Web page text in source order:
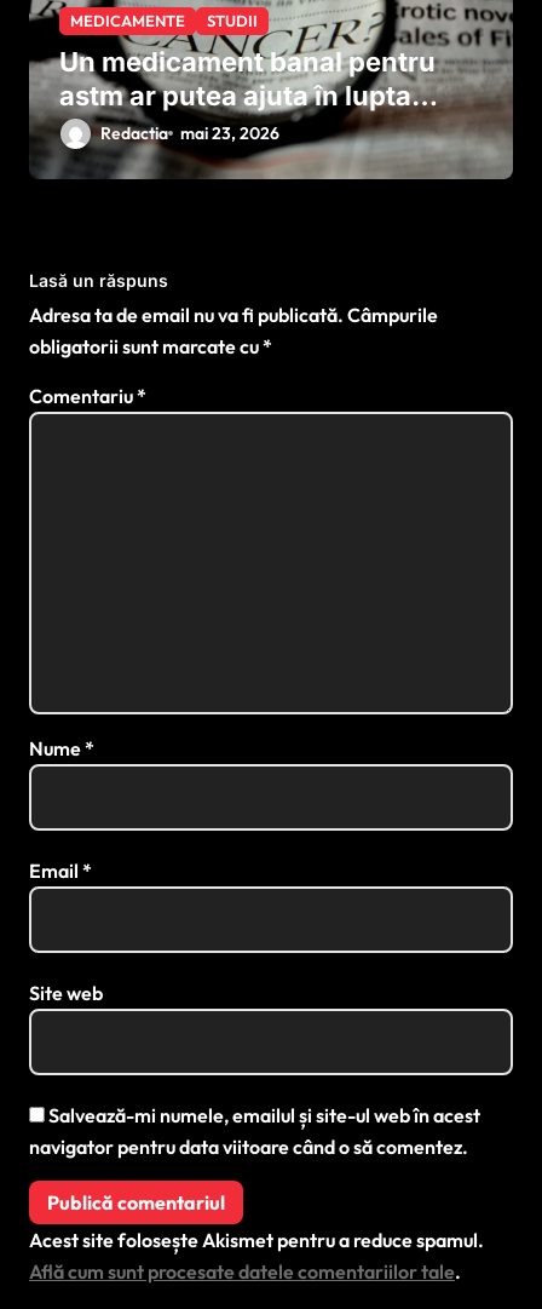
MEDICAMENTE STUDII
Un medicament banal pentru
astm ar putea ajuta în lupta
împotriva cancerului agresiv
Redactia mai 23, 2026
Lasă un răspuns
Adresa ta de email nu va fi publicată. Câmpurile
obligatorii sunt marcate cu*
Comentariu*
Nume*
Email *
Site web
Salvează-mi numele, emailul și site-ul web în acest
navigator pentru data viitoare când o să comentez.
Acest site folosește Akismet pentru a reduce spamul.
Află cum sunt procesate datele comentariilor tale.